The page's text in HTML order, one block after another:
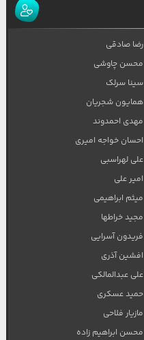
رضا صادقی
محسن چاوشی
سینا سرلک
همایون شجریان
مهدی احمدوند
احسان خواجه امیری
علی لهراسبی
امیر علی
میثم ابراهیمی
مجید خراطها
فریدون آسرایی
افشین آذری
علی عبدالمالکی
حمید عسکری
مازیار فلاحی
محسن ابراهیم زاده